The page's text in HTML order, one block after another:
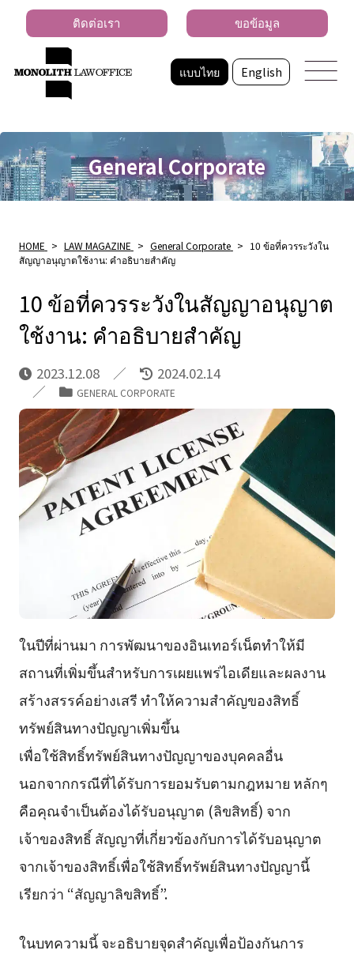
แบบไทย English
ติดต่อเรา ขอข้อมูล
General Corporate
HOME > LAW MAGAZINE > General Corporate > 10 ข้อที่ควรระวังใน
สัญญาอนุญาตใช้งาน: คำอธิบายสำคัญ
10 ข้อที่ควรระวังในสัญญาอนุญาต
ใช้งาน: คำอธิบายสำคัญ
2023.12.08 2024.02.14
GENERAL CORPORATE
ในปีที่ผ่านมา การพัฒนาของอินเทอร์เน็ตทำให้มี
สถานที่เพิ่มขึ้นสำหรับการเผยแพร่ไอเดียและผลงาน
สร้างสรรค์อย่างเสรี ทำให้ความสำคัญของสิทธิ์
ทรัพย์สินทางปัญญาเพิ่มขึ้น
เพื่อใช้สิทธิ์ทรัพย์สินทางปัญญาของบุคคลอื่น
นอกจากกรณีที่ได้รับการยอมรับตามกฎหมาย หลักๆ
คือคุณจำเป็นต้องได้รับอนุญาต (ลิขสิทธิ์) จาก
เจ้าของสิทธิ์ สัญญาที่เกี่ยวข้องกับการได้รับอนุญาต
จากเจ้าของสิทธิ์เพื่อใช้สิทธิ์ทรัพย์สินทางปัญญานี้
เรียกว่า “สัญญาลิขสิทธิ์”.
ในบทความนี้ จะอธิบายจุดสำคัญเพื่อป้องกันการ